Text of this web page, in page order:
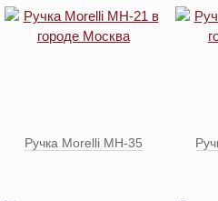
Ручка Morelli MH-35